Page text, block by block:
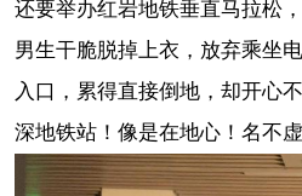
还要举办红岩地铁垂直马拉松
男生干脆脱掉上衣，放弃乘坐
入口，累得直接倒地，却开心
深地铁站！像是在地心！名不